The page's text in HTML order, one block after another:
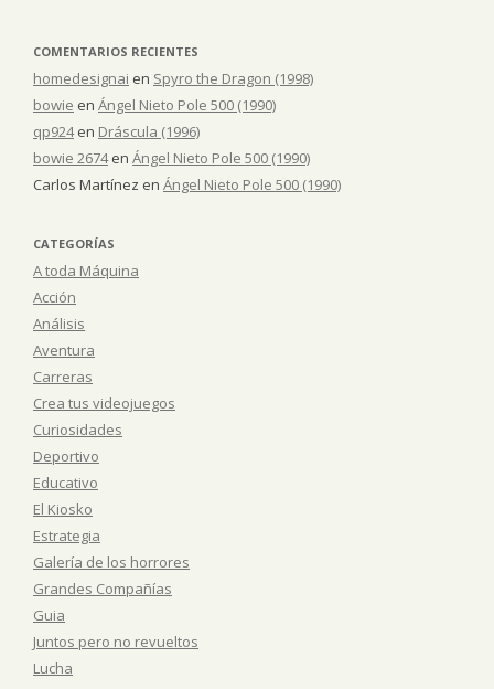
COMENTARIOS RECIENTES
homedesignai en Spyro the Dragon (1998)
bowie en Ángel Nieto Pole 500 (1990)
qp924en Dráscula (1996)
bowie 2674en Ángel Nieto Pole 500 (1990)
Carlos Martínez en Ángel Nieto Pole 500 (1990)
CATEGORÍAS
A toda Máquina
Acción
Análisis
Aventura
Carreras
Crea tus videojuegos
Curiosidades
Deportivo
Educativo
El Kiosko
Estrategia
Galería de los horrores
Grandes Compañías
Guia
Juntos pero no revueltos
Lucha